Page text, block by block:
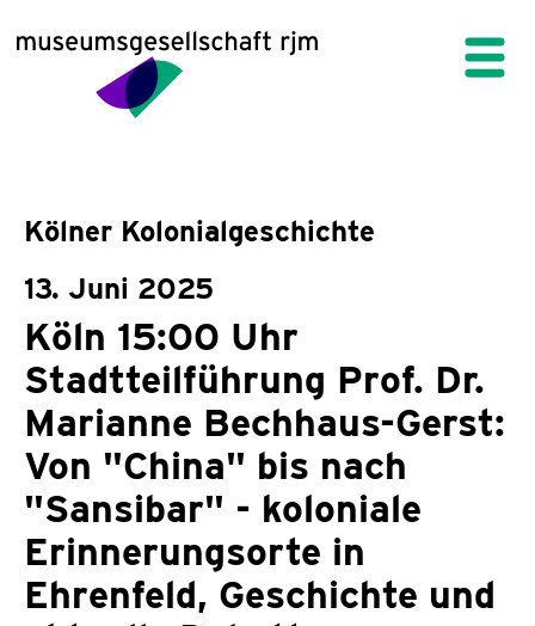
Kölner Kolonialgeschichte
13. Juni 2025
Köln 15:00 Uhr
Stadtteilführung Prof. Dr.
Marianne Bechhaus-Gerst:
Von "China" bis nach
"Sansibar" - koloniale
Erinnerungsorte in
Ehrenfeld, Geschichte und